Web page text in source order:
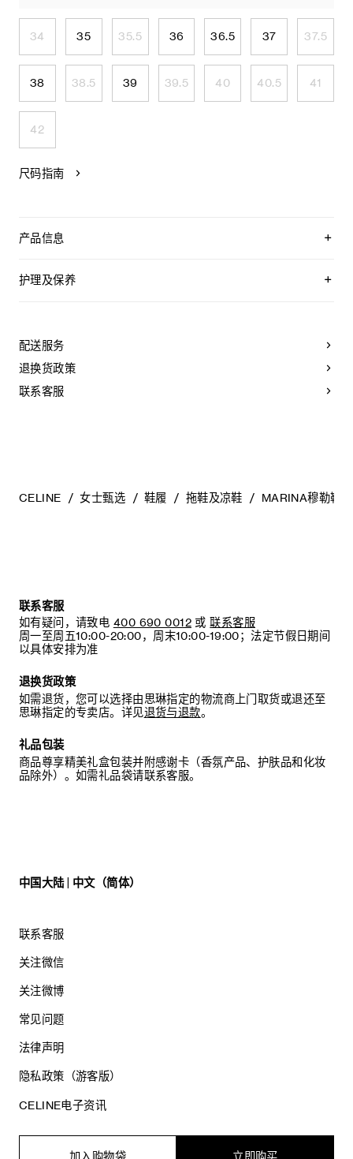
34 35 35.5 36 36.5 37 37.5
38 38.5 39 39.5 40 40.5 41
42
尺码指南
产品信息
100%羊皮革衬里
薄软垫皮革内底
皮革外底
意大利制造
编号：362675476C.GKA6
护理及保养
泽。为了让您的鞋履历久弥新，我们建议您遵循以下保养方
法：
- 避免接触水、油、香水和化妆品。如果鞋子不慎沾湿，请使用
浅色软布将液体擦干。
擦拭皮革，微湿时可擦拭织物面料。
配送服务
退换货政策
联系客服
CELINE 女士甄选 鞋履 拖鞋及凉鞋 MARINA穆勒鞋
联系客服
如有疑问，请致电 400 690 0012 或 联系客服
周一至周五10:00-20:00，周末10:00-19:00；法定节假日期间
以具体安排为准
退换货政策
如需退货，您可以选择由思琳指定的物流商上门取货或退还至
思琳指定的专卖店。详见退货与退款。
礼品包装
商品尊享精美礼盒包装并附感谢卡（香氛产品、护肤品和化妆
品除外）。如需礼品袋请联系客服。
中国大陆 | 中文（简体）
联系客服
关注微信
关注微博
常见问题
法律声明
隐私政策（游客版）
CELINE电子资讯